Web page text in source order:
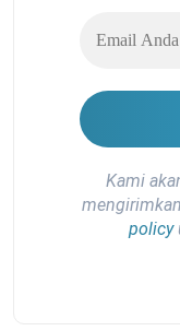
Kami
policy